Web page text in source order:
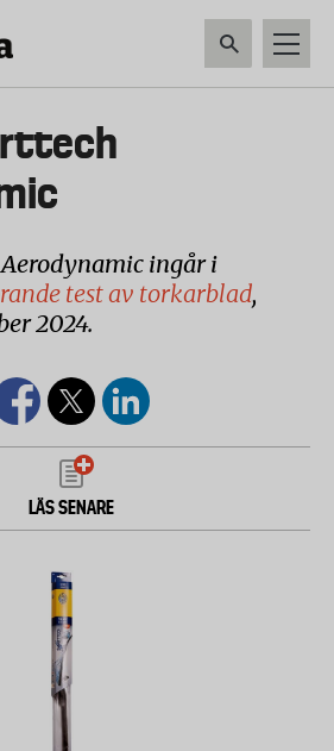
ingår i
test av torkarblad,
2024.
LÄS SENARE